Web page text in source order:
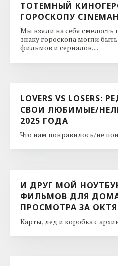
ТОТЕМНЫЙ
ГОРОСКОПУ
Мы взяли на себя
знаку гороскопа могли
фильмов и сериалов. ...
LOVERS VS
СВОИ ЛЮБИМЫЕ/
2025 ГОДА
Что нам понравилось/не
И ДРУГ МОЙ
ФИЛЬМОВ ДЛЯ
ПРОСМОТРА ЗА
Карты, лед и коробка с